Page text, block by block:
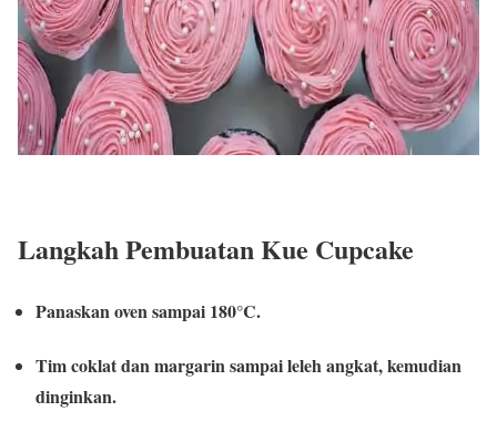
Langkah Pembuatan Kue Cupcake
Panaskan oven sampai 180°C.
Tim coklat dan margarin sampai leleh angkat, kemudian
dinginkan.